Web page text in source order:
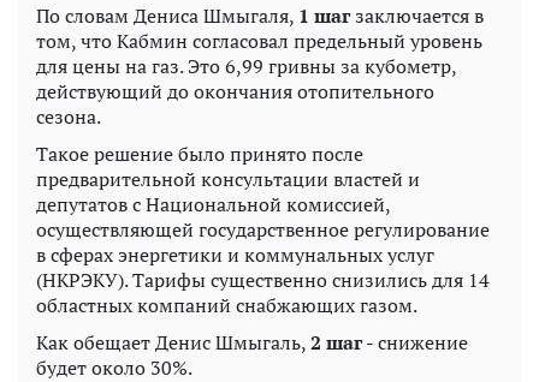
По словам Дениса Шмыгаля, 1 шагзаключается в
том, что Кабмин согласовал предельный уровень
для цены на газ. Это 6,99 гривны за кубометр,
действующий до окончания отопительного
сезона.
Такое решение было принято после
предварительной консультации властей и
депутатов с Национальной комиссией,
осуществляющей государственное регулирование
в сферах энергетики и коммунальных услуг
(НКРЭКУ). Тарифы существенно снизились для 14
областных компаний снабжающих газом.
Как обещает Денис Шмыгаль,2 шаг- снижение
будет около 30%.